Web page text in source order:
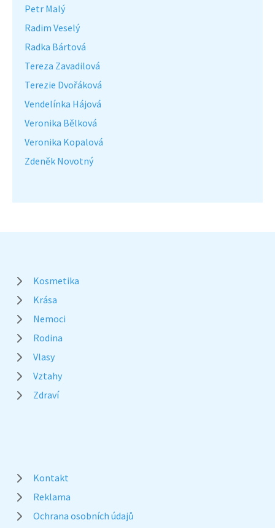
Petr Malý
Radim Veselý
Radka Bártová
Tereza Zavadilová
Terezie Dvořáková
Vendelínka Hájová
Veronika Bělková
Veronika Kopalová
Zdeněk Novotný
Kosmetika
Krása
Nemoci
Rodina
Vlasy
Vztahy
Zdraví
Kontakt
Reklama
Ochrana osobních údajů